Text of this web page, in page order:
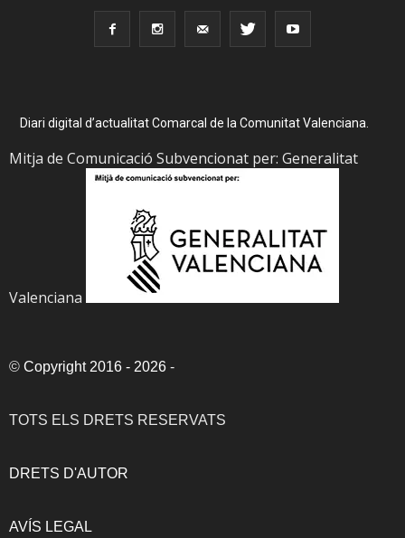
Diari digital d’actualitat Comarcal de la Comunitat Valenciana.
Mitja de Comunicació Subvencionat per: Generalitat
Valenciana
© Copyright 2016 - 2026 -
TOTS ELS DRETS RESERVATS
DRETS D'AUTOR
AVÍS LEGAL